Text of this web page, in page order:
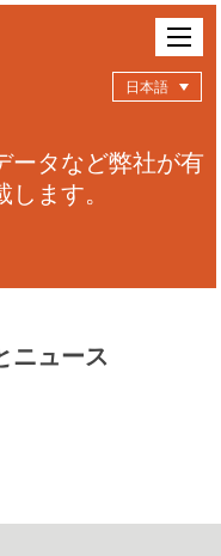
日本語
ータなど弊社が有
ます。
ニュース